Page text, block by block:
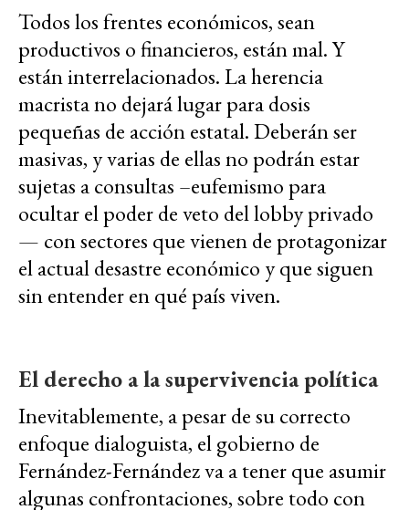
Todos los frentes económicos, sean
productivos o financieros, están mal. Y
están interrelacionados. La herencia
macrista no dejará lugar para dosis
pequeñas de acción estatal. Deberán ser
masivas, y varias de ellas no podrán estar
sujetas a consultas –eufemismo para
ocultar el poder de veto del lobby privado
— con sectores que vienen de protagonizar
el actual desastre económico y que siguen
sin entender en qué país viven.
El derecho a la supervivencia política
Inevitablemente, a pesar de su correcto
enfoque dialoguista, el gobierno de
Fernández-Fernández va a tener que asumir
algunas confrontaciones, sobre todo con